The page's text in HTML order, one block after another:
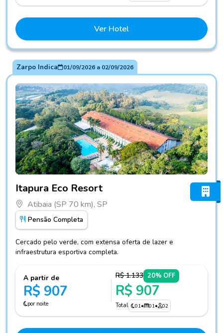
Ver Hotel
Zarpo Indica 01/09/2026a 02/09/2026
Itapura Eco Resort
Atibaia (SP 70 km), SP
Pensão Completa
Cercado pelo verde, com extensa oferta de lazer e
infraestrutura esportiva completa.
A partir de
R$ 907
por noite
R$ 1.133 20% OFF
R$ 907
Total 01• 01• 02